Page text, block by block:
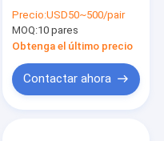
dragado el pontón de
flotación del HDPE de
la tubería montada
Precio:USD50~500/pair
MOQ:10 pares
Obtenga el último precio
Contactar ahora